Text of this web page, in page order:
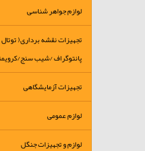
لوازم جواهر شناسی
تجهیزات نقشه برداری(
پانتوگراف /شیب سنج/
تجهیزات آزمایشگاهی
لوازم عمومی
لوازم و تجهیزات جنگل